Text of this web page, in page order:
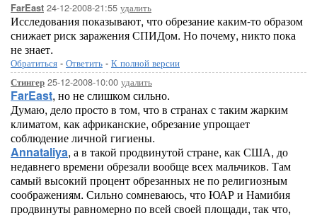
FarEast 24-12-2008-21:55 удалить
Исследования показывают, что обрезание каким-то образом
снижает риск заражения СПИДом. Но почему, никто пока
не знает.
Обратиться - Ответить - К полной версии
Стингер 25-12-2008-10:00 удалить
FarEast, но не слишком сильно.
Думаю, дело просто в том, что в странах с таким жарким
климатом, как африканские, обрезание упрощает
соблюдение личной гигиены.
Annataliya, а в такой продвинутой стране, как США, до
недавнего времени обрезали вообще всех мальчиков. Там
самый высокий процент обрезанных не по религиозным
соображениям. Сильно сомневаюсь, что ЮАР и Намибия
продвинуты равномерно по всей своей площади, так что,